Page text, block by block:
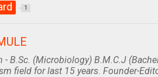
1
- B.Sc. (Microbiology) B.M.C.J
field for last 15 years. Founder-